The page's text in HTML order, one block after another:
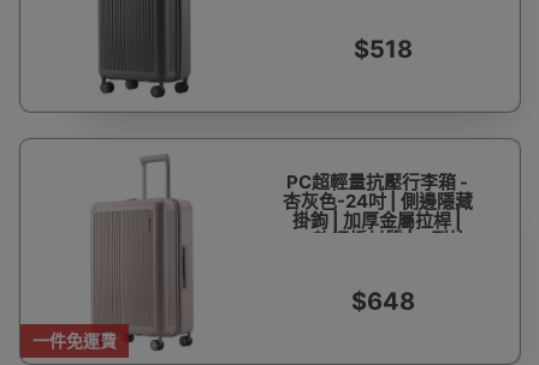
$518
一件免運費
PC超輕量抗壓行李箱 -
杏灰色-24吋 | 側邊隱藏
掛鉤 | 加厚金屬拉桿 |
PC軟鋼板材質 | U型拉
$648